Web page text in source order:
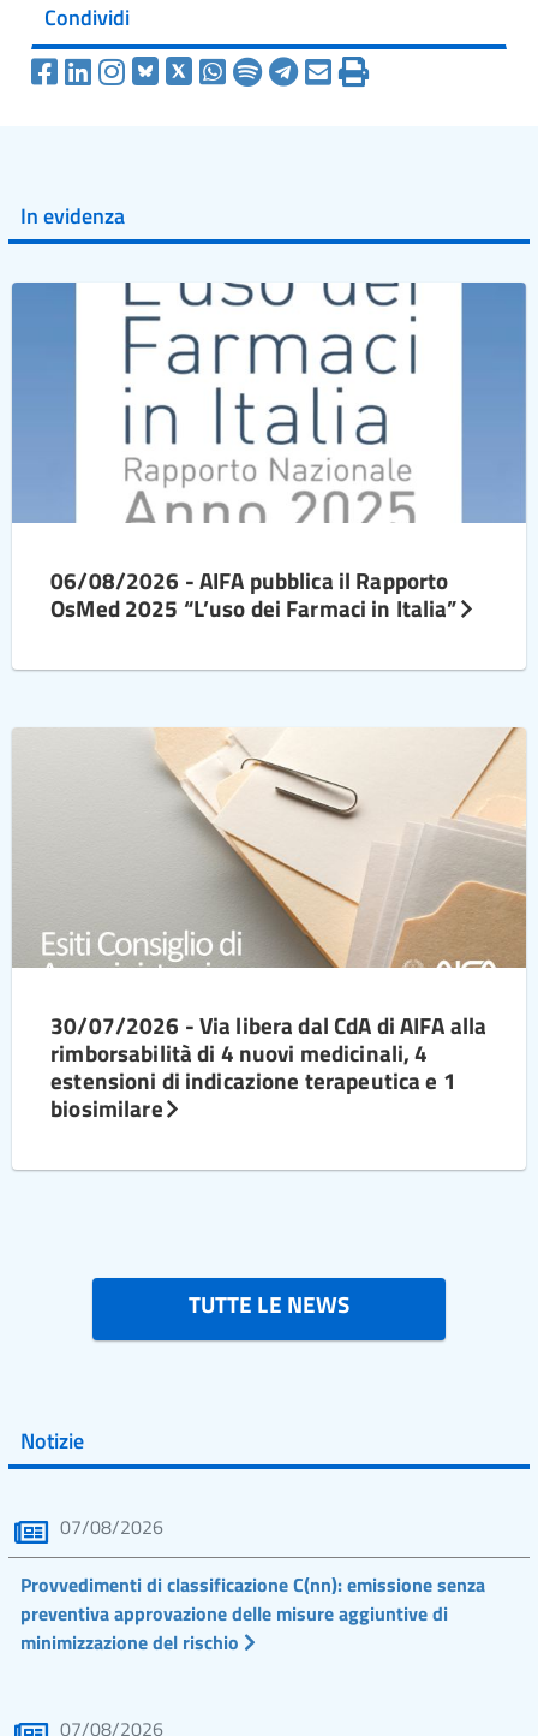
Condividi
In evidenza
06/08/2026 - AIFA pubblica il Rapporto
OsMed 2025 “L’uso dei Farmaci in Italia”
30/07/2026 - Via libera dal CdA di AIFA alla
rimborsabilità di 4 nuovi medicinali, 4
estensioni di indicazione terapeutica e 1
biosimilare
TUTTE LE NEWS
Notizie
07/08/2026
Provvedimenti di classificazione C(nn): emissione senza
preventiva approvazione delle misure aggiuntive di
minimizzazione del rischio
07/08/2026